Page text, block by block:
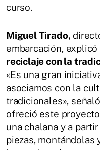
curso.
Miguel Tirado,
embarcación,
reciclaje con la
«Es una gran
asociamos con la
tradicionales»,
ofreció este
una chalana y a
piezas,